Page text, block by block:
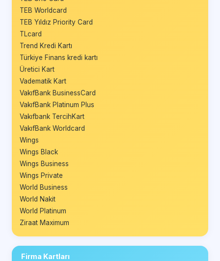
TEB Worldcard
TEB Yıldız Priority Card
TLcard
Trend Kredi Kartı
Türkiye Finans kredi kartı
Üretici Kart
Vadematik Kart
VakıfBank BusinessCard
VakıfBank Platinum Plus
Vakıfbank TercihKart
VakıfBank Worldcard
Wings
Wings Black
Wings Business
Wings Private
World Business
World Nakit
World Platinum
Ziraat Maximum
Firma Kartları